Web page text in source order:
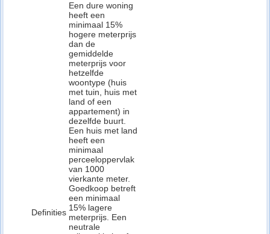
Definities
Een dure woning
heeft een
minimaal 15%
hogere meterprijs
dan de
gemiddelde
meterprijs voor
hetzelfde
woontype (huis
met tuin, huis met
land of een
appartement) in
dezelfde buurt.
Een huis met land
heeft een
minimaal
perceeloppervlak
van 1000
vierkante meter.
Goedkoop betreft
een minimaal
15% lagere
meterprijs. Een
neutrale